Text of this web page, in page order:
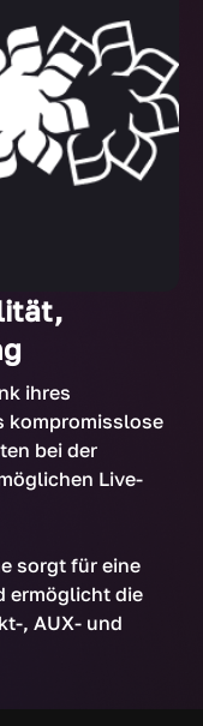
ihres
kompromisslose
bei der
Live-
sorgt für eine
ermöglicht die
, AUX- und